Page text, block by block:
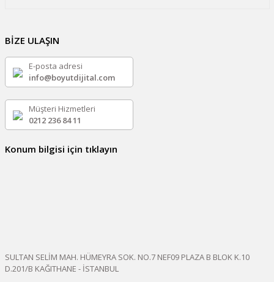
BİZE ULAŞIN
E-posta adresi
info@boyutdijital.com
Müşteri Hizmetleri
0212 236 84 11
Konum bilgisi için tıklayın
SULTAN SELİM MAH. HÜMEYRA SOK. NO.7 NEF09 PLAZA B BLOK K.10
D.201/B KAĞITHANE - İSTANBUL